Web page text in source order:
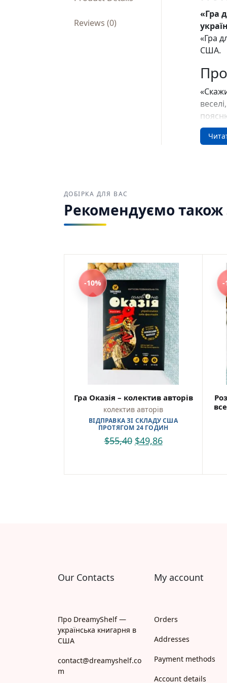
Reviews (0)
«Гра
«Гра
США.
та
Гра
ДОБІРКА ДЛЯ ВАС
Рекомендуємо також
-10%
Гра Оказія – колектив авторів
колектив авторів
ВІДПРАВКА ЗІ СКЛАДУ США
ПРОТЯГОМ 24 ГОДИН
$55,40 $49,86
-
Our Contacts
Про DreamyShelf —
українська книгарня в
США
contact@dreamyshelf.co
m
My account
Orders
Addresses
Payment methods
Account details